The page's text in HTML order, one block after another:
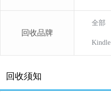
回收品牌
全部
Kindle
回收须知